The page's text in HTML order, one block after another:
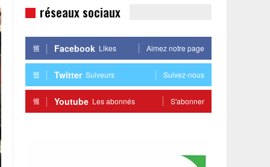
réseaux sociaux
Facebook Likes Aimez notre page
Twitter Suiveurs Suivez-nous
Youtube Les abonnés S'abonner